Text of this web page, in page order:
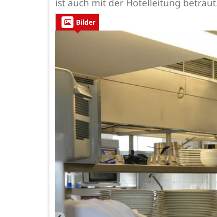
ist auch mit der Hotelleitung
Bilder